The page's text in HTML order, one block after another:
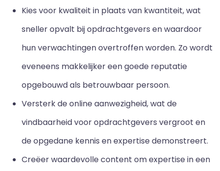
Kies voor kwaliteit in plaats van kwantiteit, wat
sneller opvalt bij opdrachtgevers en waardoor
hun verwachtingen overtroffen worden. Zo wordt
eveneens makkelijker een goede reputatie
opgebouwd als betrouwbaar persoon.
Versterk de online aanwezigheid, wat de
vindbaarheid voor opdrachtgevers vergroot en
de opgedane kennis en expertise demonstreert.
Creëer waardevolle content om expertise in een